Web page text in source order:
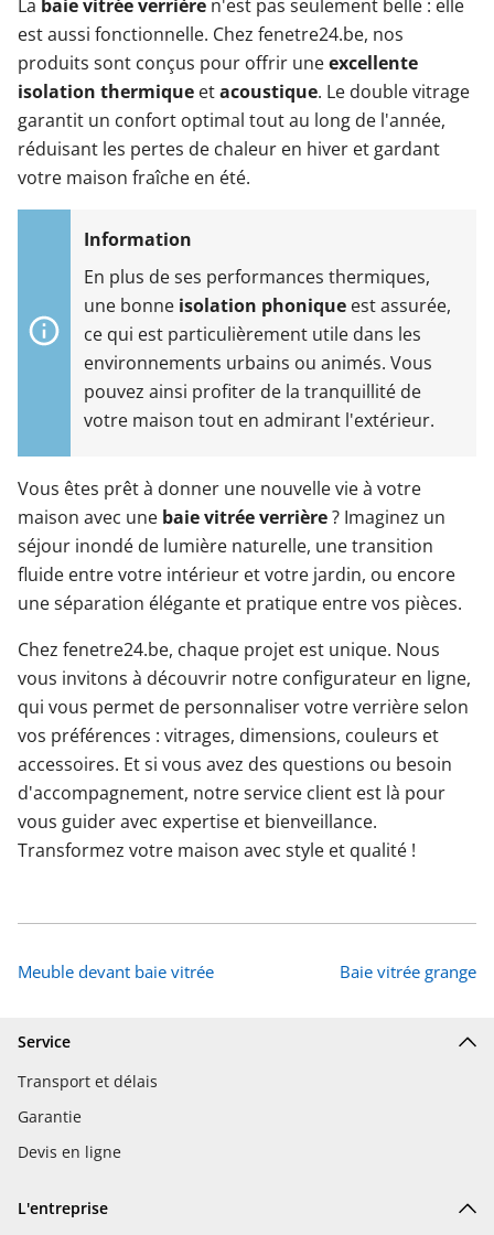
La baie vitrée verrière n'est pas seulement belle : elle
est aussi fonctionnelle. Chez fenetre24.be, nos
produits sont conçus pour offrir uneexcellente
isolation thermique etacoustique. Le double vitrage
garantit un confort optimal tout au long de l'année,
réduisant les pertes de chaleur en hiver et gardant
votre maison fraîche en été.
En plus de ses performances thermiques,
une bonne isolation phonique est assurée,
ce qui est particulièrement utile dans les
environnements urbains ou animés. Vous
pouvez ainsi profiter de la tranquillité de
votre maison tout en admirant l'extérieur.
Vous êtes prêt à donner une nouvelle vie à votre
maison avec une baie vitrée verrière? Imaginez un
séjour inondé de lumière naturelle, une transition
fluide entre votre intérieur et votre jardin, ou encore
une séparation élégante et pratique entre vos pièces.
Chez fenetre24.be, chaque projet est unique. Nous
vous invitons à découvrir notre configurateur en ligne,
qui vous permet de personnaliser votre verrière selon
vos préférences : vitrages, dimensions, couleurs et
accessoires. Et si vous avez des questions ou besoin
d'accompagnement, notre service client est là pour
vous guider avec expertise et bienveillance.
Transformez votre maison avec style et qualité !
Meuble devant baie vitrée Baie vitrée grange
Service
Transport et délais
Garantie
Devis en ligne
L'entreprise